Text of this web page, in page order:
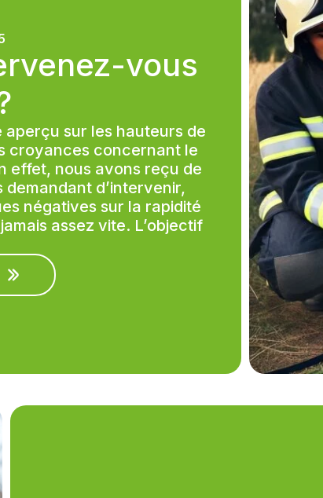
vous
aperçu sur les hauteurs de
croyances concernant le
effet, nous avons reçu de
d’intervenir,
négatives sur la rapidité
assez vite. L’objectif